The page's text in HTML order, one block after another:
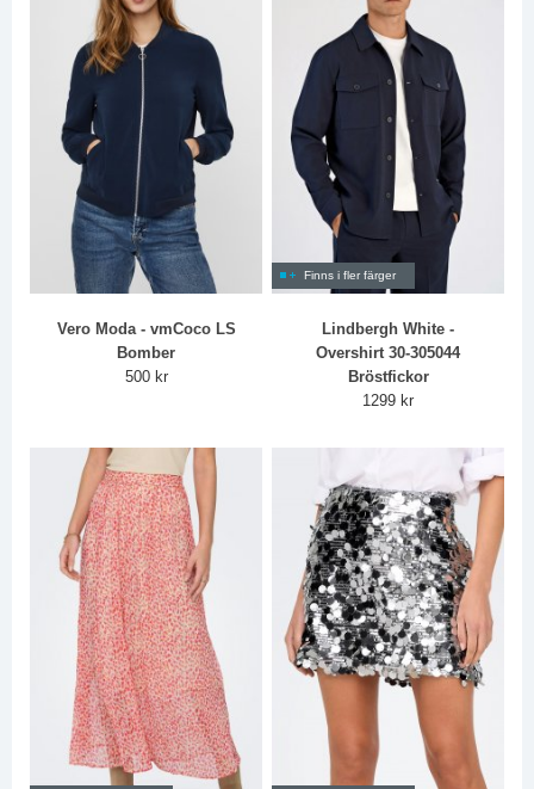
Vero Moda - vmCoco LS
Bomber
500 kr
Finns i fler färger
Lindbergh White -
Overshirt 30-305044
Bröstfickor
1299 kr